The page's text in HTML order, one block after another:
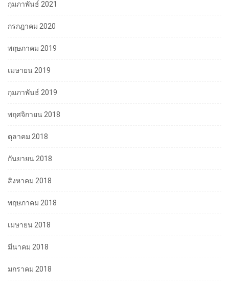
กุมภาพันธ์ 2021
กรกฎาคม 2020
พฤษภาคม 2019
เมษายน 2019
กุมภาพันธ์ 2019
พฤศจิกายน 2018
ตุลาคม 2018
กันยายน 2018
สิงหาคม 2018
พฤษภาคม 2018
เมษายน 2018
มีนาคม 2018
มกราคม 2018